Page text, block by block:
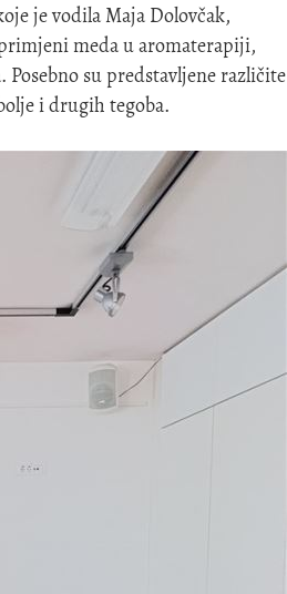
je vodila Maja Dolovčak,
meda u aromaterapiji,
su predstavljene različite
i drugih tegoba.